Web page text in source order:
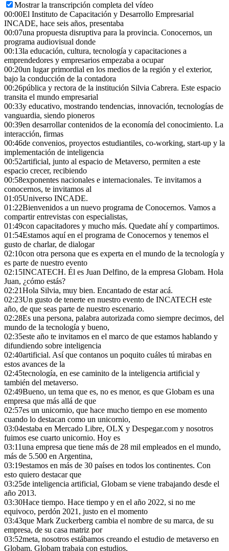
Mostrar la transcripción completa del vídeo
00:00El Instituto de Capacitación y Desarrollo Empresarial
INCADE, hace seis años, presentaba
00:07una propuesta disruptiva para la provincia. Conocernos, un
programa audiovisual donde
00:13la educación, cultura, tecnología y capacitaciones a
emprendedores y empresarios empezaba a ocupar
00:20un lugar primordial en los medios de la región y el exterior,
bajo la conducción de la contadora
00:26pública y rectora de la institución Silvia Cabrera. Este espacio
transita el mundo empresarial
00:33y educativo, mostrando tendencias, innovación, tecnologías de
vanguardia, siendo pioneros
00:39en desarrollar contenidos de la economía del conocimiento. La
interacción, firmas
00:46de convenios, proyectos estudiantiles, co-working, start-up y la
implementación de inteligencia
00:52artificial, junto al espacio de Metaverso, permiten a este
espacio crecer, recibiendo
00:58exponentes nacionales e internacionales. Te invitamos a
conocernos, te invitamos al
01:05Universo INCADE.
01:22Bienvenidos a un nuevo programa de Conocernos. Vamos a
compartir entrevistas con especialistas,
01:49con capacitadores y mucho más. Quedate ahí y compartimos.
01:54Estamos aquí en el programa de Conocernos y tenemos el
gusto de charlar, de dialogar
02:10con otra persona que es experta en el mundo de la tecnología y
es parte de nuestro evento
02:15INCATECH. Él es Juan Delfino, de la empresa Globam. Hola
Juan, ¿cómo estás?
02:21Hola Silvia, muy bien. Encantado de estar acá.
02:23Un gusto de tenerte en nuestro evento de INCATECH este
año, de que seas parte de nuestro escenario.
02:28Es una persona, palabra autorizada como siempre decimos, del
mundo de la tecnología y bueno,
02:35este año te invitamos en el marco de que estamos hablando y
difundiendo sobre inteligencia
02:40artificial. Así que contanos un poquito cuáles tú mirabas en
estos avances de la
02:45tecnología, en ese caminito de la inteligencia artificial y
también del metaverso.
02:49Bueno, un tema que es, no es menor, es que Globam es una
empresa que más allá de que
02:57es un unicornio, que hace mucho tiempo en ese momento
cuando lo destacan como un unicornio,
03:04estaba en Mercado Libre, OLX y Despegar.com y nosotros
fuimos ese cuarto unicornio. Hoy es
03:11una empresa que tiene más de 28 mil empleados en el mundo,
más de 5.500 en Argentina,
03:19estamos en más de 30 países en todos los continentes. Con
esto quiero destacar que
03:25de inteligencia artificial, Globam se viene trabajando desde el
año 2013.
03:30Hace tiempo. Hace tiempo y en el año 2022, si no me
equivoco, perdón 2021, justo en el momento
03:43que Mark Zuckerberg cambia el nombre de su marca, de su
empresa, de su casa matriz por
03:52meta, nosotros estábamos creando el estudio de metaverso en
Globam. Globam trabaja con estudios,